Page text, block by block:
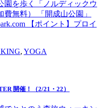
園を歩く「ノルディックウ
無料） 「開成山公園」
【ポイント】プロイ
, YOGA
開催！（2/21・22）